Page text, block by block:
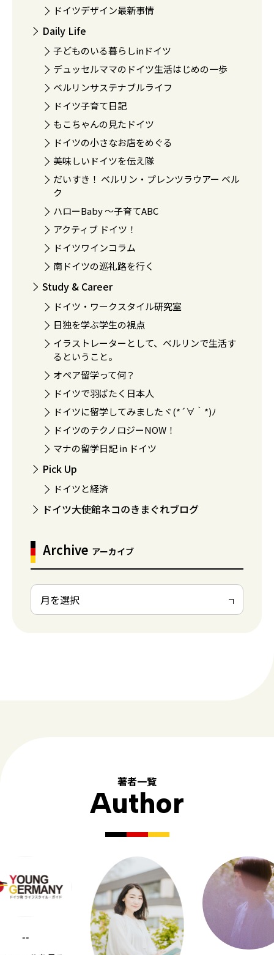
ドイツデザイン最新事情
Daily Life
子どものいる暮らしinドイツ
デュッセルママのドイツ生活はじめの一歩
ベルリンサステナブルライフ
ドイツ子育て日記
もこちゃんの見たドイツ
ドイツの小さなお店をめぐる
美味しいドイツを伝え隊
だいすき！ ベルリン・プレンツラウアー ベル
ク
ハローBaby 〜子育てABC
アクティブ ドイツ！
ドイツワインコラム
南ドイツの巡礼路を行く
Study & Career
ドイツ・ワークスタイル研究室
日独を学ぶ学生の視点
イラストレーターとして、ベルリンで生活す
るということ。
オペア留学って何？
ドイツで羽ばたく日本人
ドイツに留学してみましたヾ(*´∀｀*)ﾉ
ドイツのテクノロジーNOW！
マナの留学日記 in ドイツ
Pick Up
ドイツと経済
ドイツ大使館ネコのきまぐれブログ
Archive アーカイブ
著者一覧
Author
--